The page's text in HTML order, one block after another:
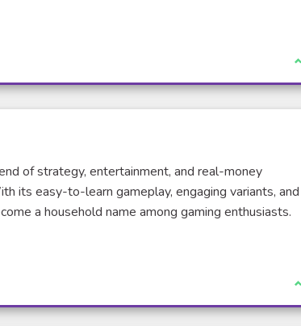
of strategy, entertainment, and real-money
its easy-to-learn gameplay, engaging variants, and
a household name among gaming enthusiasts.